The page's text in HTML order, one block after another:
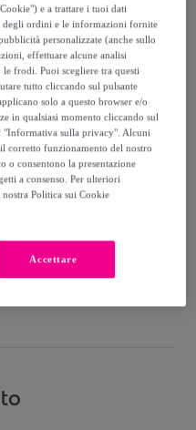
e a trattare i tuoi dati
degli ordini e le informazioni fornite
personalizzate (anche sullo
effettuare alcune analisi
frodi. Puoi scegliere tra questi
tutto cliccando sul pulsante
solo a questo browser e/o
in qualsiasi momento cliccando sul
sulla privacy". Alcuni
corretto funzionamento del nostro
o consentono la presentazione
a consenso. Per ulteriori
Politica sui Cookie
Accettare